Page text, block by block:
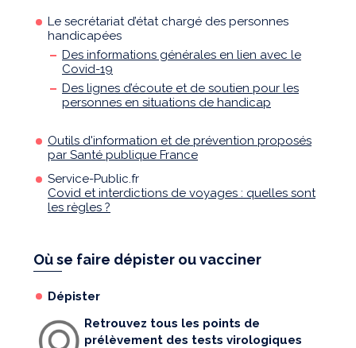
Le secrétariat d’état chargé des personnes
handicapées
Des informations générales en lien avec le
Covid-19
Des lignes d’écoute et de soutien pour les
personnes en situations de handicap
Outils d'information et de prévention proposés
par Santé publique France
Service-Public.fr
Covid et interdictions de voyages : quelles sont
les règles ?
Où se faire dépister ou vacciner
Dépister
Retrouvez tous les points de
prélèvement des tests virologiques